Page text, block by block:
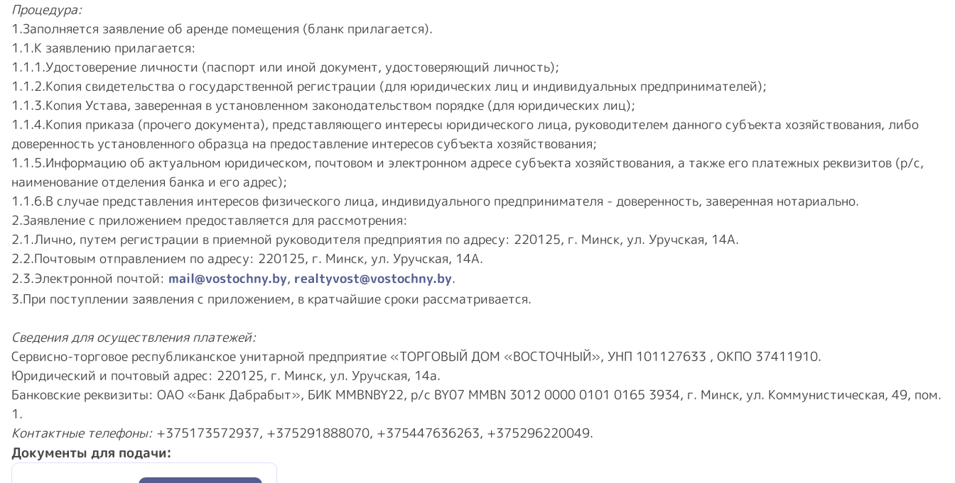
Процедура:
1.Заполняется заявление об аренде помещения (бланк прилагается).
1.1.К заявлению прилагается:
1.1.1.Удостоверение личности (паспорт или иной документ, удостоверяющий личность);
1.1.2.Копия свидетельства о государственной регистрации (для юридических лиц и индивидуальных предпринимателей);
1.1.3.Копия Устава, заверенная в установленном законодательством порядке (для юридических лиц);
1.1.4.Копия приказа (прочего документа), представляющего интересы юридического лица, руководителем данного субъекта хозяйствования, либо
доверенность установленного образца на предоставление интересов субъекта хозяйствования;
1.1.5.Информацию об актуальном юридическом, почтовом и электронном адресе субъекта хозяйствования, а также его платежных реквизитов (р/с,
наименование отделения банка и его адрес);
1.1.6.В случае представления интересов физического лица, индивидуального предпринимателя - доверенность, заверенная нотариально.
2.Заявление с приложением предоставляется для рассмотрения:
2.1.Лично, путем регистрации в приемной руководителя предприятия по адресу: 220125, г. Минск, ул. Уручская, 14А.
2.2.Почтовым отправлением по адресу: 220125, г. Минск, ул. Уручская, 14А.
2.3.Электронной почтой: mail@vostochny.by, realtyvost@vostochny.by.
3.При поступлении заявления с приложением, в кратчайшие сроки рассматривается.
Сведения для осуществления платежей:
Сервисно-торговое республиканское унитарной предприятие «ТОРГОВЫЙ ДОМ «ВОСТОЧНЫЙ», УНП 101127633 , ОКПО 37411910.
Юридический и почтовый адрес: 220125, г. Минск, ул. Уручская, 14а.
Банковские реквизиты: ОАО «Банк Дабрабыт», БИК MMBNBY22, р/с BY07 MMBN 3012 0000 0101 0165 3934, г. Минск, ул. Коммунистическая, 49, пом.
1.
Контактные телефоны: +375173572937, +375291888070, +375447636263, +375296220049.
Документы для подачи: